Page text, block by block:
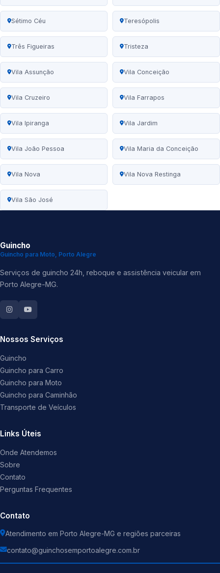
Sétimo Céu Teresópolis
Três Figueiras Tristeza
Vila Assunção Vila Conceição
Vila Cruzeiro Vila Farrapos
Vila Ipiranga Vila Jardim
Vila João Pessoa Vila Maria da Conceição
Vila Nova Vila Nova Restinga
Vila São José
Guincho
Guincho para Moto, Porto Alegre
Serviços de guincho 24h, reboque e assistência veicular em
Porto Alegre-MG.
Nossos Serviços
Guincho
Guincho para Carro
Guincho para Moto
Guincho para Caminhão
Transporte de Veículos
Links Úteis
Onde Atendemos
Sobre
Contato
Perguntas Frequentes
Contato
Atendimento em Porto Alegre-MG e regiões parceiras
contato@guinchosemportoalegre.com.br